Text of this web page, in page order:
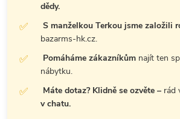
dědy.
S manželkou Terkou jsme založili
bazarms-hk.cz.
Pomáháme zákazníkům najít ten
nábytku.
Máte dotaz? Klidně se ozvěte – rád
v chatu.